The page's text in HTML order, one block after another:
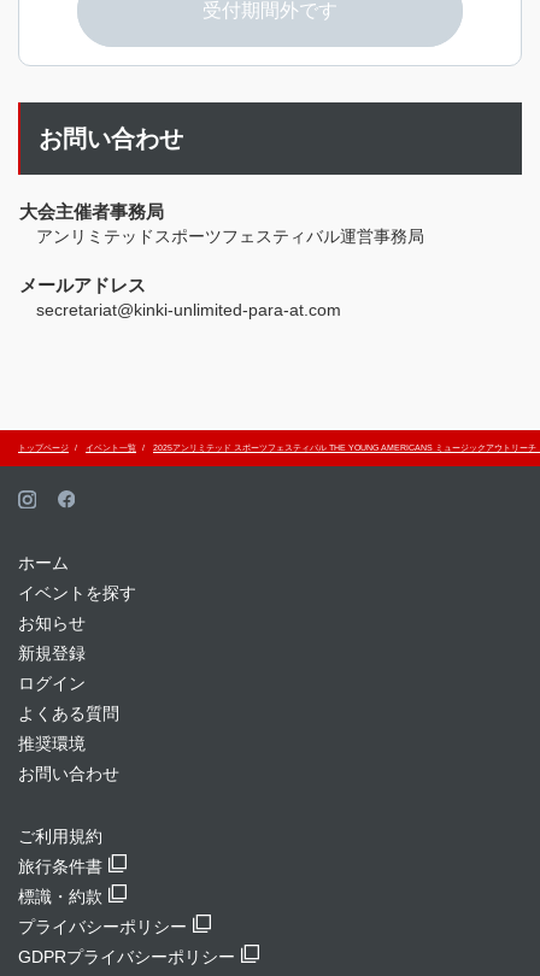
受付期間外です
お問い合わせ
大会主催者事務局
アンリミテッドスポーツフェスティバル運営事務局
メールアドレス
secretariat@kinki-unlimited-para-at.com
トップページ イベント一覧 2025アンリミテッド スポーツフェスティバル THE YOUNG AMERICANS ミュージックアウトリー
ホーム
イベントを探す
お知らせ
新規登録
ログイン
よくある質問
推奨環境
お問い合わせ
ご利用規約
旅行条件書
標識・約款
プライバシーポリシー
GDPRプライバシーポリシー